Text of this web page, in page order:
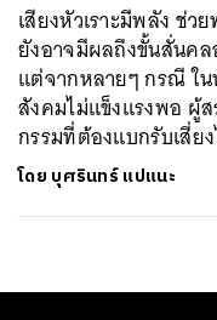
เสียงหัวเราะมีพลัง ช่
ยังอาจมีผลถึงขั้นสั่นค
แต่จากหลายๆ กรณี ใน
สังคมไม่แข็งแรงพอ ผู้ส
กรรมที่ต้องแบกรับเสี่ย
โดย บุศรินทร์ แปแนะ